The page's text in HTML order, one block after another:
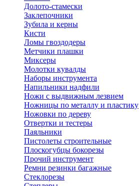
Долото-стамески
Заклепочники
Зубила и керны
Кисти
Ломы гвоздодеры
Метчики плашки
Миксеры
Молотки кувалды
Наборы инструмента
Напильники надфили
Ножи с выдвижным лезвием
Ножницы по металлу и пластику
Ножовки по дереву
Отвертки и тестеры
Паяльники
Пистолеты строительные
Плоскогубцы бокорезы
Прочий инструмент
Ремни резинки багажные
Стеклорезы